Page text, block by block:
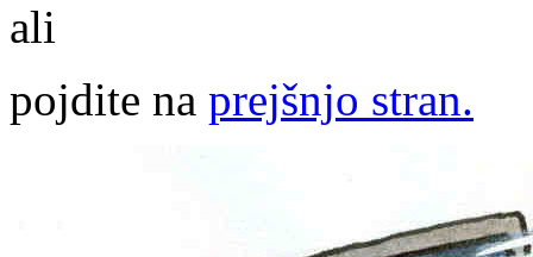
ali
pojdite na prejšnjo stran.